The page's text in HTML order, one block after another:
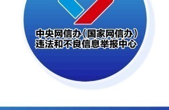
最太原 网罗民生
社区